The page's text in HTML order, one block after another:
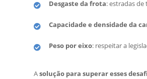
Desgaste da frota: estradas
Capacidade e densidade da
Peso por eixo: respeitar a
Asolução para superar esses